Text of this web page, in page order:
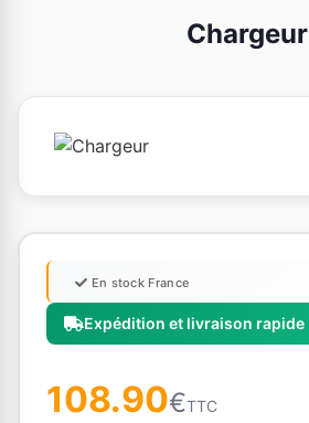
Chargeur
Expédition et livraison rapide
En stock France
108.90€TTC